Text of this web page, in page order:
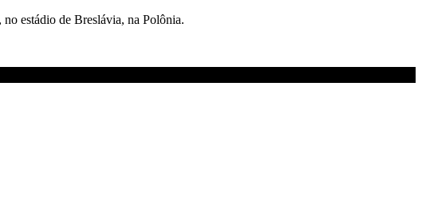
estádio de Breslávia, na Polônia.